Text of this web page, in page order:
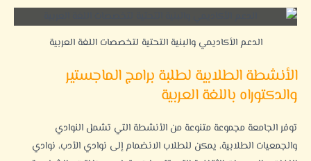
الدعم الأكاديمي والبنية التحتية لتخصصات اللغة العربية
الأنشطة الطلابية لطلبة برامج الماجستير
والدكتوراه باللغة العربية
توفر الجامعة مجموعة متنوعة من الأنشطة التي تشمل النوادي
والجمعيات الطلابية، يمكن للطلاب الانضمام إلى نوادي الأدب، نوادي